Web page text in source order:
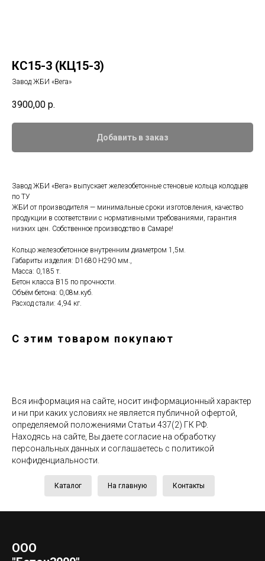
КС15-3 (КЦ15-3)
Завод ЖБИ «Вега»
3900,00 р.
Добавить в заказ
Завод ЖБИ «Вега» выпускает железобетонные стеновые кольца колодцев
по ТУ
ЖБИ от производителя — минимальные сроки изготовления, качество
продукции в соответствии с нормативными требованиями, гарантия
низких цен. Собственное производство в Самаре!
Кольцо железобетонное внутренним диаметром 1,5м.
Габариты изделия: D1680 H290 мм.,
Масса: 0,185 т.
Бетон класса B15 по прочности.
Объём бетона: 0,08м.куб.
Расход стали: 4,94 кг.
С этим товаром покупают
Вся информация на сайте, носит информационный характер
и ни при каких условиях не является публичной офертой,
определяемой положениями Статьи 437(2) ГК РФ.
Находясь на сайте, Вы даете согласие на обработку
персональных данных и соглашаетесь c политикой
конфиденциальности.
Каталог На главную Контакты
ООО